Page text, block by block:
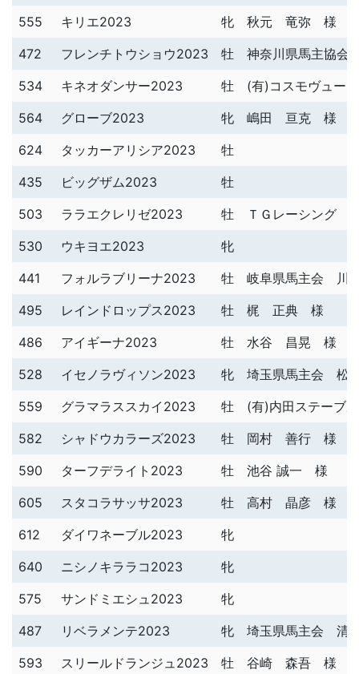
555
キリエ2023 牝
秋元 竜弥 様
472
フレンチトウショウ2023 牡
神奈川県馬主協
534
キネオダンサー2023 牡
(有)コスモヴュー
564
グローブ2023 牝
嶋田 亘克 様
624
タッカーアリシア2023
牡
435
ビッグザム2023
牡
503
ララエクレリゼ2023 牡
ＴＧレーシング
530
ウキヨエ2023
牝
441
フォルラブリーナ2023 牡
岐阜県馬主会 川
495
レインドロップス2023 牡
梶 正典 様
486
アイギーナ2023 牡
水谷 昌晃 様
528
イセノラヴィソン2023 牝
埼玉県馬主会 松
559
グラマラススカイ2023 牡
(有)内田ステーブ
582
シャドウカラーズ2023 牡
岡村 善行 様
590
ターフデライト2023 牡
池谷 誠一 様
605
スタコラサッサ2023 牡
高村 晶彦 様
612
ダイワネーブル2023
牝
640
ニシノキララコ2023
牝
575
サンドミエシュ2023
牝
487
リベラメンテ2023 牝
埼玉県馬主会 清
593
スリールドランジュ2023 牡
谷崎 森吾 様